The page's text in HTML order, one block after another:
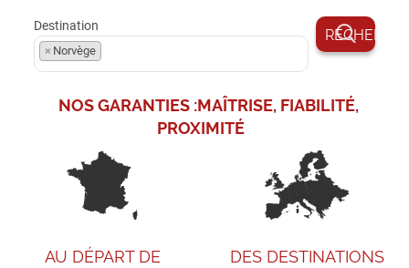
dès1886€2032€ TTC/pers.
Destination
× Norvège
NOS GARANTIES :MAÎTRISE, FIABILITÉ,
PROXIMITÉ
AU DÉPART DE
DES DESTINATIONS